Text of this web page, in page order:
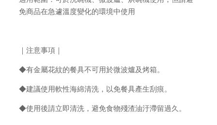
免商品在急遽溫度變化的環境中使用
｜注意事項｜
◆有金屬花紋的餐具不可用於微波爐及烤箱。
◆建議使用軟性海綿清洗，以免餐具產生刮痕。
◆使用後請立即清洗，避免食物殘渣油汙滯留過久。